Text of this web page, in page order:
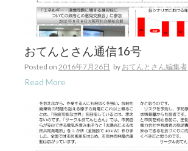
おてんとさん通信16号
Posted on 2016年7月26日 by おてんとさん編集者
Read More